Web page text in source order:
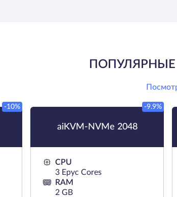
-10%
aiKVM-NVMe 2048
-9.9%
CPU
3 Epyc Cores
RAM
2 GB